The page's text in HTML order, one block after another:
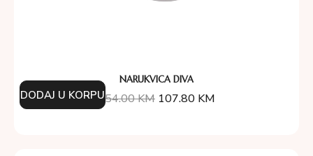
NARUKVICA DIVA
154.00KM 107.80 KM
DODAJ U KORPU